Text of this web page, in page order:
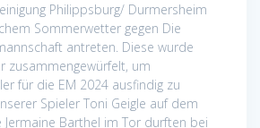
Philippsburg/ Durmersheim
Sommerwetter gegen Die
antreten. Diese wurde
zusammengewürfelt, um
für die EM 2024 ausfindig zu
Spieler Toni Geigle auf dem
Barthel im Tor durften bei